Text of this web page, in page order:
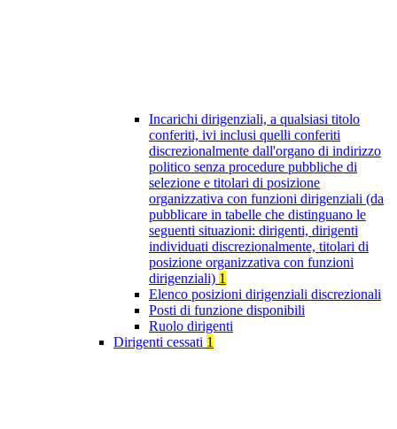
Incarichi dirigenziali, a qualsiasi titolo
conferiti, ivi inclusi quelli conferiti
discrezionalmente dall'organo di indirizzo
politico senza procedure pubbliche di
selezione e titolari di posizione
organizzativa con funzioni dirigenziali (da
pubblicare in tabelle che distinguano le
seguenti situazioni: dirigenti, dirigenti
individuati discrezionalmente, titolari di
posizione organizzativa con funzioni
dirigenziali) 1
Elenco posizioni dirigenziali discrezionali
Posti di funzione disponibili
Ruolo dirigenti
Dirigenti cessati 1